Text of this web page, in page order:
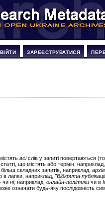
ЗАРЕЄСТРУВАТИСЯ
всіслів у запиті повертаються
що містять або термін,
складних запитів, наприклад,
лапки, наприклад, "Відкрита
чині; наприклад,онлайн-політики чи в
означати будь-яку послідовність